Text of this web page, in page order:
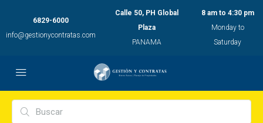
6829-6000
info@gestionycontratas.com
Calle 50, PH Global
Plaza
PANAMA
8 am to 4:30 pm
Monday to
Saturday